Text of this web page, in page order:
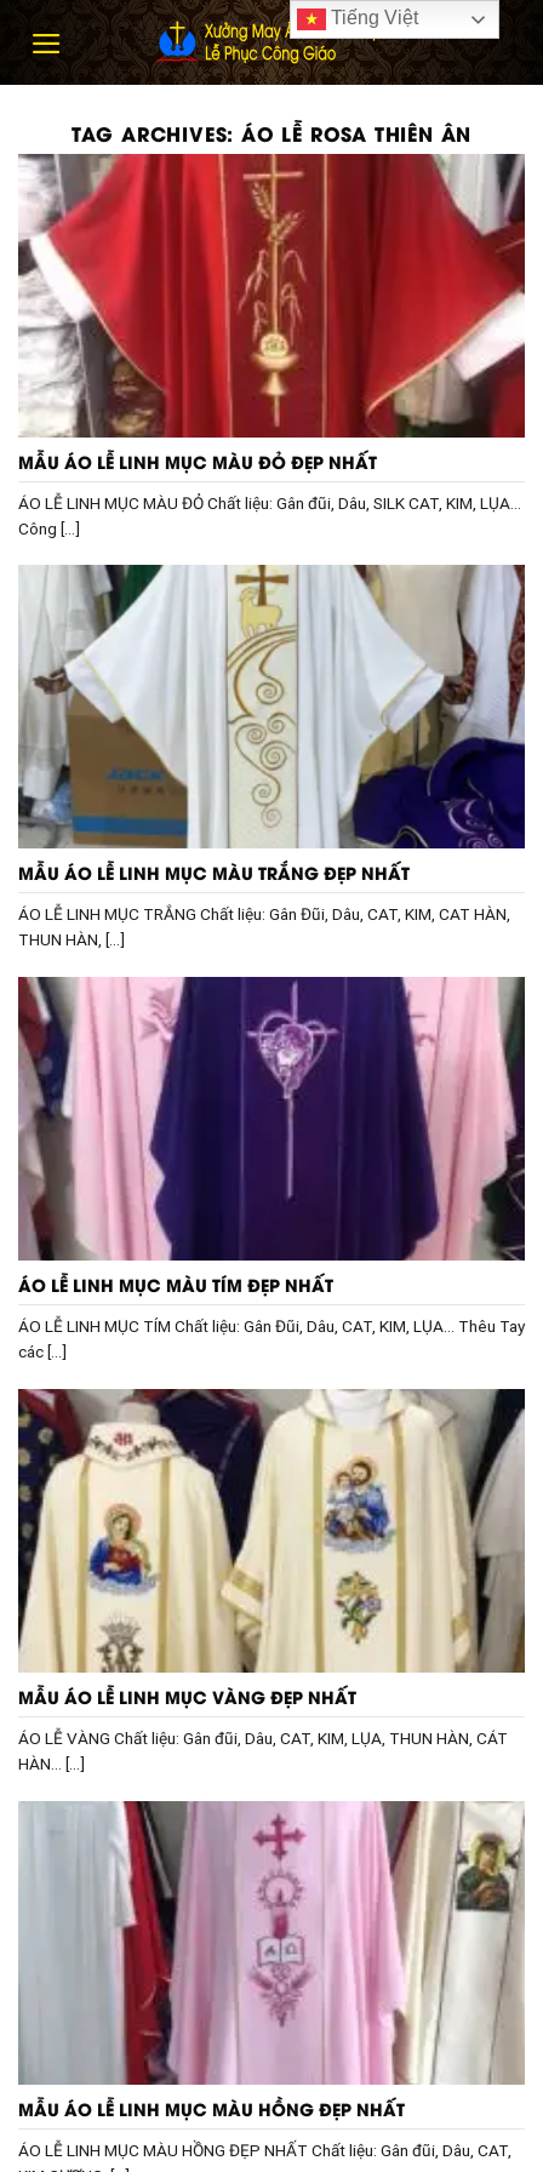
TAG ARCHIVES: ÁO LỄ ROSA THIÊN ÂN
MẪU ÁO LỄ LINH MỤC MÀU ĐỎ ĐẸP NHẤT
ÁO LỄ LINH MỤC MÀU ĐỎ Chất liệu: Gân đũi, Dâu, SILK CAT, KIM, LỤA…
Công [...]
MẪU ÁO LỄ LINH MỤC MÀU TRẮNG ĐẸP NHẤT
ÁO LỄ LINH MỤC TRẮNG Chất liệu: Gân Đũi, Dâu, CAT, KIM, CAT HÀN,
THUN HÀN, [...]
ÁO LỄ LINH MỤC MÀU TÍM ĐẸP NHẤT
ÁO LỄ LINH MỤC TÍM Chất liệu: Gân Đũi, Dâu, CAT, KIM, LỤA… Thêu Tay
các [...]
MẪU ÁO LỄ LINH MỤC VÀNG ĐẸP NHẤT
ÁO LỄ VÀNG Chất liệu: Gân đũi, Dâu, CAT, KIM, LỤA, THUN HÀN, CÁT
HÀN… [...]
MẪU ÁO LỄ LINH MỤC MÀU HỒNG ĐẸP NHẤT
ÁO LỄ LINH MỤC MÀU HỒNG ĐẸP NHẤT Chất liệu: Gân đũi, Dâu, CAT,
Tiếng Việt